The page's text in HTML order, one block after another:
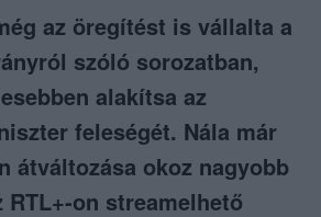
az öregítést is vállalta a
szóló sorozatban,
alakítsa az
feleségét. Nála már
átváltozása okoz nagyobb
RTL+-on streamelhető